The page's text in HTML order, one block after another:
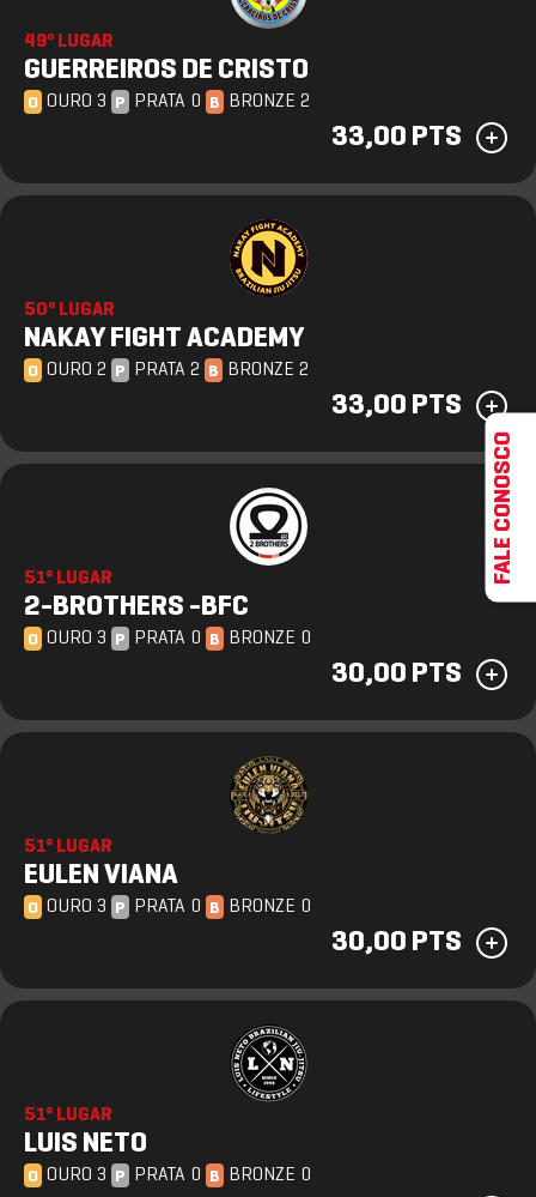
49º LUGAR
GUERREIROS DE CRISTO
O OURO 3 P PRATA 0 B BRONZE 2
33,00 PTS
50º LUGAR
NAKAY FIGHT ACADEMY
O OURO 2 P PRATA 2 B BRONZE 2
33,00 PTS
51º LUGAR
2-BROTHERS -BFC
O OURO 3 P PRATA 0 B BRONZE 0
30,00 PTS
51º LUGAR
EULEN VIANA
O OURO 3 P PRATA 0 B BRONZE 0
30,00 PTS
51º LUGAR
LUIS NETO
O OURO 3 P PRATA 0 B BRONZE 0
FALE CONOSCO